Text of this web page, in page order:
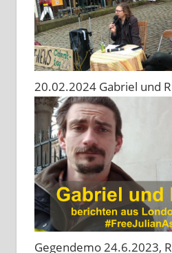
20.02.2024 Gabriel und
Gegendemo 24.6.2023,